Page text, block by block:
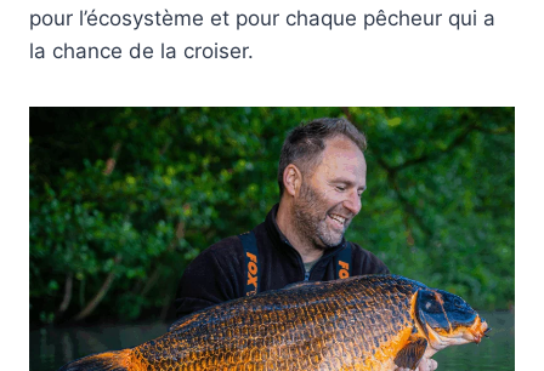
pour l’écosystème et pour chaque pêcheur qui a
la chance de la croiser.